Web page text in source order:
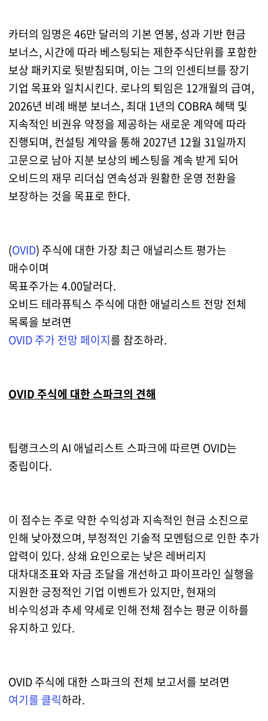
카터의 임명은 46만 달러의 기본 연봉, 성과 기반 현금
보너스, 시간에 따라 베스팅되는 제한주식단위를 포함한
보상 패키지로 뒷받침되며, 이는 그의 인센티브를 장기
기업 목표와 일치시킨다. 로나의 퇴임은 12개월의 급여,
2026년 비례 배분 보너스, 최대 1년의 COBRA 혜택 및
지속적인 비권유 약정을 제공하는 새로운 계약에 따라
진행되며, 컨설팅 계약을 통해 2027년 12월 31일까지
고문으로 남아 지분 보상의 베스팅을 계속 받게 되어
오비드의 재무 리더십 연속성과 원활한 운영 전환을
보장하는 것을 목표로 한다.
(OVID) 주식에 대한 가장 최근 애널리스트 평가는
매수이며
목표주가는 4.00달러다.
오비드 테라퓨틱스 주식에 대한 애널리스트 전망 전체
목록을 보려면
OVID 주가 전망 페이지를 참조하라.
OVID 주식에 대한 스파크의 견해
팁랭크스의 AI 애널리스트 스파크에 따르면 OVID는
중립이다.
이 점수는 주로 약한 수익성과 지속적인 현금 소진으로
인해 낮아졌으며, 부정적인 기술적 모멘텀으로 인한 추가
압력이 있다. 상쇄 요인으로는 낮은 레버리지
대차대조표와 자금 조달을 개선하고 파이프라인 실행을
지원한 긍정적인 기업 이벤트가 있지만, 현재의
비수익성과 추세 약세로 인해 전체 점수는 평균 이하를
유지하고 있다.
OVID 주식에 대한 스파크의 전체 보고서를 보려면
여기를 클릭하라.